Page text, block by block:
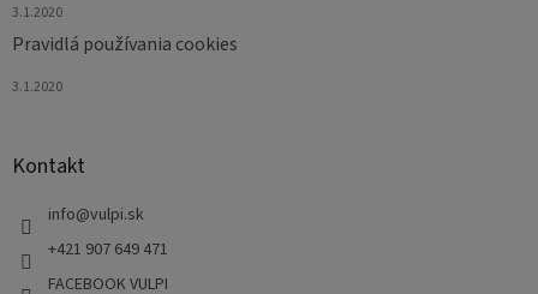
3.1.2020
Pravidlá používania cookies
3.1.2020
Kontakt
info@vulpi.sk
+421 907 649 471
FACEBOOK VULPI